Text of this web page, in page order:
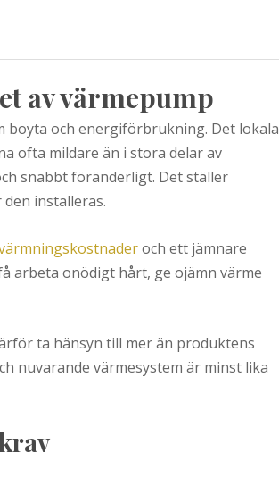
av värmepump
boyta och energiförbrukning. Det lokala
ofta mildare än i stora delar av
snabbt föränderligt. Det ställer
installeras.
och ett jämnare
arbeta onödigt hårt, ge ojämn värme
ta hänsyn till mer än produktens
nuvarande värmesystem är minst lika